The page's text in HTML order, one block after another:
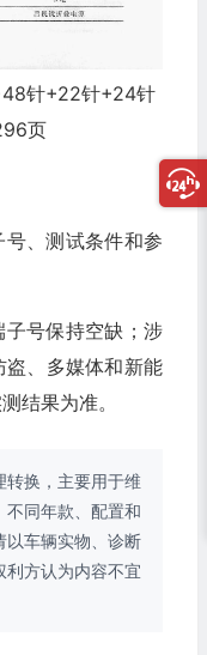
针+22针+24针
页
、测试条件和参
号保持空缺；涉
盗、多媒体和新能
结果为准。
转换，主要用于维
不同年款、配置和
以车辆实物、诊断
利方认为内容不宜